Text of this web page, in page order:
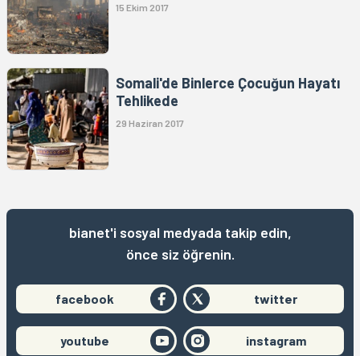
15 Ekim 2017
Somali'de Binlerce Çocuğun Hayatı
Tehlikede
29 Haziran 2017
bianet'i sosyal medyada takip edin,
önce siz öğrenin.
facebook twitter
youtube instagram